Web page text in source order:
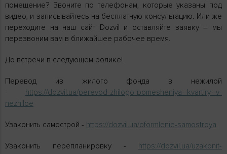
помещение? Звоните по телефонам, которые указаны под
видео, и записывайтесь на бесплатную консультацию. Или же
переходите на наш сайт Dozvil и оставляйте заявку – мы
перезвоним вам в ближайшее рабочее время.
До встречи в следующем ролике!
Перевод из жилого фонда в нежилой
-
https://dozvil.ua/perevod-zhilogo-pomesheniya--kvartiry--v-
nezhiloe
Узаконить самострой - https://dozvil.ua/oformlenie-samostroya
Узаконить перепланировку -
https://dozvil.ua/uzakonit-